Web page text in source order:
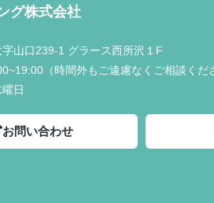
グ株式会社
山口239-1 グラース西所沢１F
（時間外もご遠慮なくご相談くだ
日
お問い合わせ